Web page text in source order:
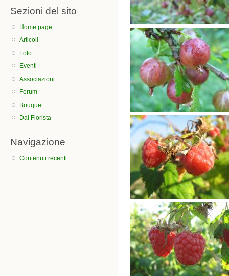
Sezioni del sito
Home page
Articoli
Foto
Eventi
Associazioni
Forum
Bouquet
Dal Fiorista
Navigazione
Contenuti recenti